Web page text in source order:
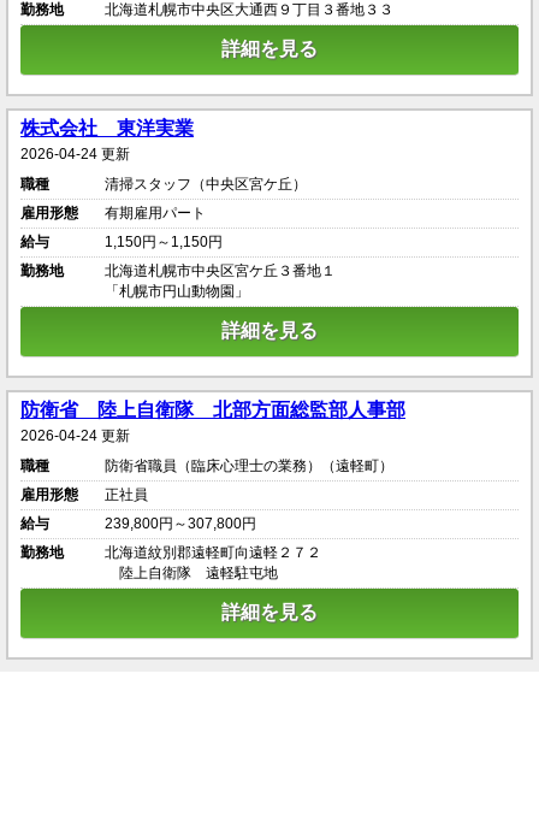
勤務地
北海道札幌市中央区大通西９丁目３番地３３
詳細を見る
株式会社 東洋実業
2026-04-24 更新
職種
清掃スタッフ（中央区宮ケ丘）
雇用形態
有期雇用パート
給与
1,150円～1,150円
勤務地
北海道札幌市中央区宮ケ丘３番地１
「札幌市円山動物園」
詳細を見る
防衛省 陸上自衛隊 北部方面総監部人事部
2026-04-24 更新
職種
防衛省職員（臨床心理士の業務）（遠軽町）
雇用形態
正社員
給与
239,800円～307,800円
勤務地
北海道紋別郡遠軽町向遠軽２７２
陸上自衛隊 遠軽駐屯地
詳細を見る